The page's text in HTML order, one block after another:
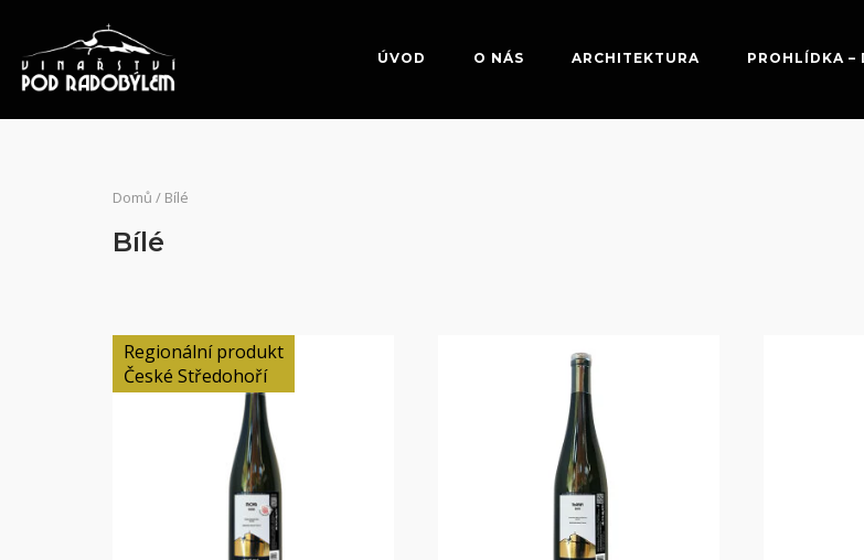
content
ÚVOD O NÁS ARCHITEKTURA PROHLÍDKA –
Domů / Bílé
Bílé
Regionální produkt
České Středohoří